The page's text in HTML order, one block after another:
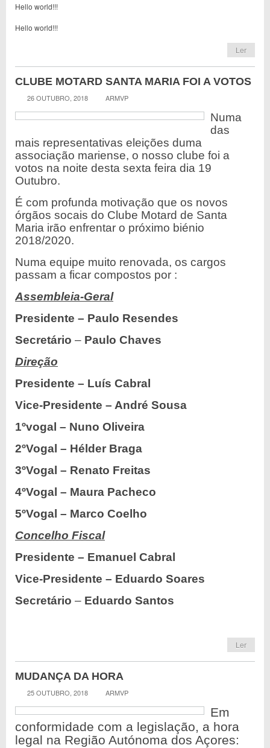
Hello world!!!
Hello world!!!
Ler
CLUBE MOTARD SANTA MARIA FOI A VOTOS
26 OUTUBRO, 2018 ARMVP
Numa
das
mais representativas eleições duma
associação mariense, o nosso clube foi a
votos na noite desta sexta feira dia 19
Outubro.
É com profunda motivação que os novos
órgãos socais do Clube Motard de Santa
Maria irão enfrentar o próximo biénio
2018/2020.
Numa equipe muito renovada, os cargos
passam a ficar compostos por :
Assembleia-Geral
Presidente – Paulo Resendes
Secretário – Paulo Chaves
Direção
Presidente – Luís Cabral
Vice-Presidente – André Sousa
1ºvogal – Nuno Oliveira
2ºVogal – Hélder Braga
3ºVogal – Renato Freitas
4ºVogal – Maura Pacheco
5ºVogal – Marco Coelho
Concelho Fiscal
Presidente – Emanuel Cabral
Vice-Presidente – Eduardo Soares
Secretário – Eduardo Santos
Ler
MUDANÇA DA HORA
25 OUTUBRO, 2018 ARMVP
Em
conformidade com a legislação, a hora
legal na Região Autónoma dos Açores: